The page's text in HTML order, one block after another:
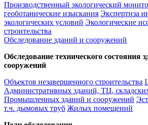
Производственный экологический
геоботанические изыскания Экспертиза
экологических условий Экологические
строительства
Обследование зданий и сооружений
Обследование технического состояния
сооружений
Объектов незавершенного строительства
Административных зданий, ТЦ,
Промышленных зданий и сооружений
т.ч. дымовых труб Жилых помещений